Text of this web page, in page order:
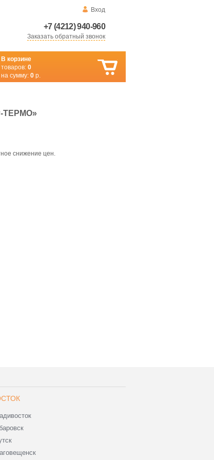
Вход
+7 (4212) 940-960
Заказать обратный звонок
В корзине
товаров: 0
на сумму: 0 р.
ТЕРМО»
снижение цен.